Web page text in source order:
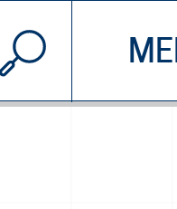
CHI
© 2026 EDDYBURG